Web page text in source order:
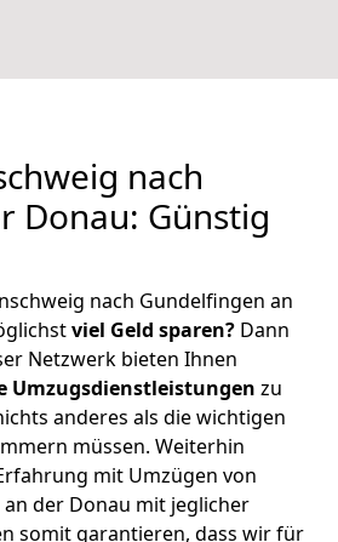
nach
Donau: Günstig
nach Gundelfingen an
viel Geld sparen? Dann
Netzwerk bieten Ihnen
Umzugsdienstleistungen zu
anderes als die wichtigen
müssen. Weiterhin
mit Umzügen von
der Donau mit jeglicher
somit garantieren, dass wir für